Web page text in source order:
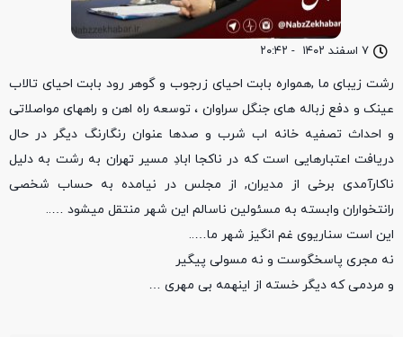
۷ اسفند ۱۴۰۲ - ۲۰:۴۲
رشت زیبای ما ,همواره بابت احیای زرجوب و گوهر رود بابت احیای تالاب
عینک و دفع زباله های جنگل سراوان ، توسعه راه اهن و راههای مواصلاتی
و احداث تصفیه خانه اب شرب و صدها عنوان رنگارنگ دیگر در حال
دریافت اعتبارهایی است که در ناکجا ابادِ مسیر تهران به رشت به دلیل
ناکارآمدی برخی از مدیران, از مجلس در نیامده به حساب شخصی
رانتخواران وابسته به مسئولین ناسالم این شهر منتقل میشود …..
این است سناریوی غم انگیز شهر ما…..
نه مجری پاسخگوست و نه مسولی پیگیر
و مردمی که دیگر خسته از اینهمه بی مهری …